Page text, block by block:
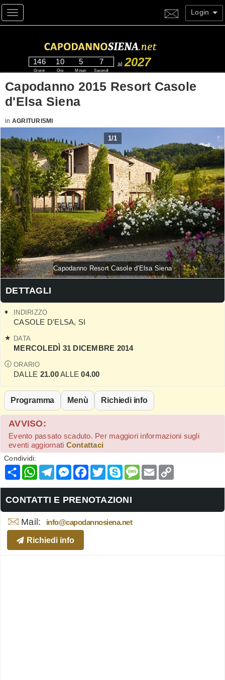
Toggle navigation Login
146
Giorni
10
Ore
5
Minuti
7
Secondi
al 2027
Capodanno 2015 Resort Casole
d'Elsa Siena
in AGRITURISMI
1/1
Capodanno Resort Casole d'Elsa Siena
DETTAGLI
INDIRIZZO
CASOLE D'ELSA, SI
DATA
MERCOLEDÌ 31 DICEMBRE 2014
ORARIO
DALLE 21.00ALLE04.00
Programma Menù Richiedi info
AVVISO:
Evento passato scaduto. Per maggiori informazioni sugli
eventi aggiornati Contattaci
Condividi:
Condividi
WhatsApp
Telegram
Messenger
Facebook
TwitterSkypeMessage
Email
CONTATTI E PRENOTAZIONI
Mail: info@capodannosiena.net
Richiedi info